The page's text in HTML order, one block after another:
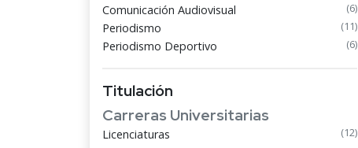
Comunicación Audiovisual (6)
Periodismo (11)
Periodismo Deportivo (6)
Titulación
Carreras Universitarias
Licenciaturas (12)